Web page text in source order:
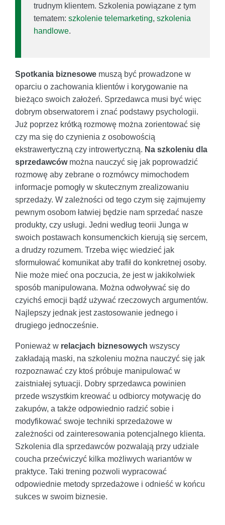
trudnym klientem. Szkolenia powiązane z tym
tematem: szkolenie telemarketing, szkolenia
handlowe.
Spotkania biznesowe muszą być prowadzone w
oparciu o zachowania klientów i korygowanie na
bieżąco swoich założeń. Sprzedawca musi być więc
dobrym obserwatorem i znać podstawy psychologii.
Już poprzez krótką rozmowę można zorientować się
czy ma się do czynienia z osobowością
ekstrawertyczną czy introwertyczną. Na szkoleniu dla
sprzedawcówmożna nauczyć się jak poprowadzić
rozmowę aby zebrane o rozmówcy mimochodem
informacje pomogły w skutecznym zrealizowaniu
sprzedaży. W zależności od tego czym się zajmujemy
pewnym osobom łatwiej będzie nam sprzedać nasze
produkty, czy usługi. Jedni według teorii Junga w
swoich postawach konsumenckich kierują się sercem,
a drudzy rozumem. Trzeba więc wiedzieć jak
sformułować komunikat aby trafił do konkretnej osoby.
Nie może mieć ona poczucia, że jest w jakikolwiek
sposób manipulowana. Można odwoływać się do
czyichś emocji bądź używać rzeczowych argumentów.
Najlepszy jednak jest zastosowanie jednego i
drugiego jednocześnie.
Ponieważ w relacjach biznesowych wszyscy
zakładają maski, na szkoleniu można nauczyć się jak
rozpoznawać czy ktoś próbuje manipulować w
zaistniałej sytuacji. Dobry sprzedawca powinien
przede wszystkim kreować u odbiorcy motywację do
zakupów, a także odpowiednio radzić sobie i
modyfikować swoje techniki sprzedażowe w
zależności od zainteresowania potencjalnego klienta.
Szkolenia dla sprzedawców pozwalają przy udziale
coucha przećwiczyć kilka możliwych wariantów w
praktyce. Taki trening pozwoli wypracować
odpowiednie metody sprzedażowe i odnieść w końcu
sukces w swoim biznesie.